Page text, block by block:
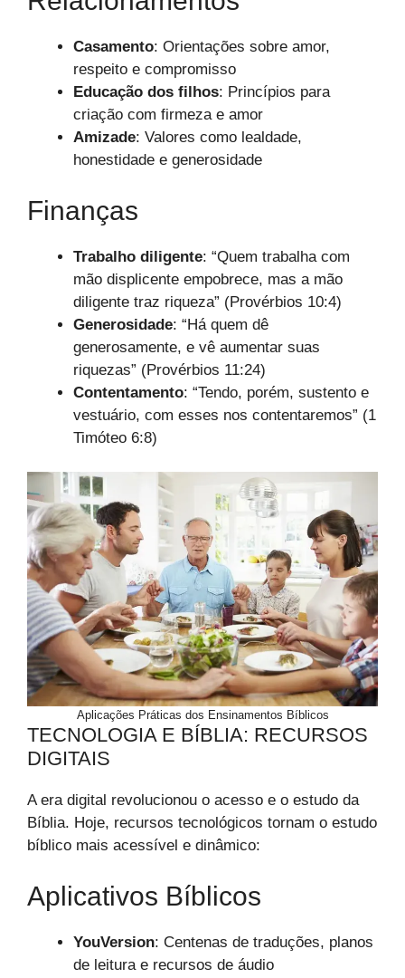
Casamento: Orientações sobre amor,
respeito e compromisso
Educação dos filhos: Princípios para
criação com firmeza e amor
Amizade: Valores como lealdade,
honestidade e generosidade
Finanças
Trabalho diligente: “Quem trabalha com
mão displicente empobrece, mas a mão
diligente traz riqueza” (Provérbios 10:4)
Generosidade: “Há quem dê
generosamente, e vê aumentar suas
riquezas” (Provérbios 11:24)
Contentamento: “Tendo, porém, sustento e
vestuário, com esses nos contentaremos” (1
Timóteo 6:8)
Aplicações Práticas dos Ensinamentos Bíblicos
TECNOLOGIA E BÍBLIA: RECURSOS
DIGITAIS
A era digital revolucionou o acesso e o estudo da
Bíblia. Hoje, recursos tecnológicos tornam o estudo
bíblico mais acessível e dinâmico:
Aplicativos Bíblicos
YouVersion: Centenas de traduções, planos
de leitura e recursos de áudio